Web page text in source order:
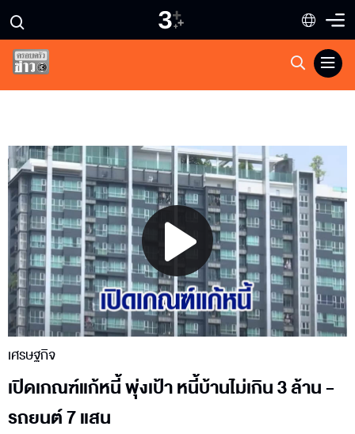
Play
Video
เศรษฐกิจ
เปิดเกณฑ์แก้หนี้ พุ่งเป้า หนี้บ้านไม่เกิน 3 ล้าน -
รถยนต์ 7 แสน